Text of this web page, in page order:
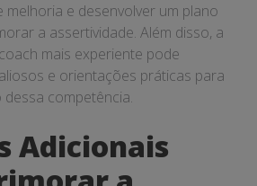
melhoria e desenvolver um plano
a assertividade. Além disso, a
mais experiente pode
e orientações práticas para
competência.
Adicionais